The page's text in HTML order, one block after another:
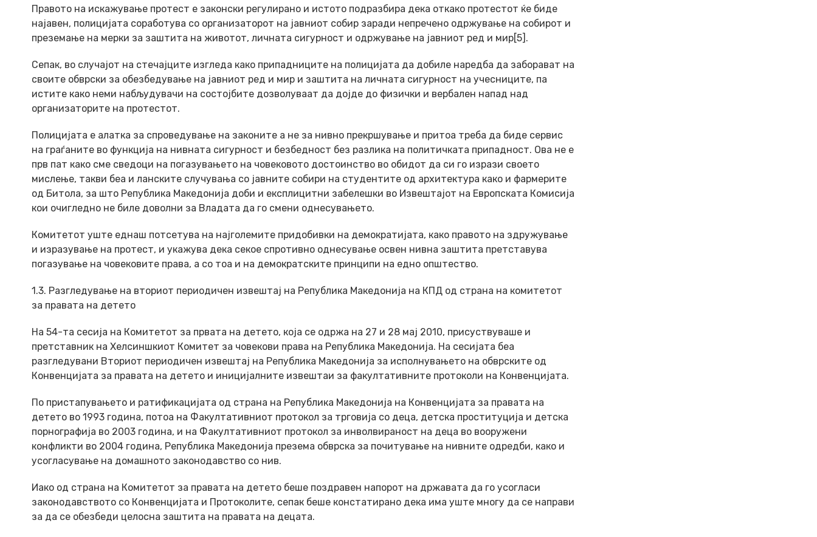
Правото на искажување протест е законски регулирано и истото подразбира дека откако протестот ќе биде
најавен, полицијата соработува со организаторот на јавниот собир заради непречено одржување на собирот и
преземање на мерки за заштита на животот, личната сигурност и одржување на јавниот ред и мир[5].
Сепак, во случајот на стечајците изгледа како припадниците на полицијата да добиле наредба да заборават на
своите обврски за обезбедување на јавниот ред и мир и заштита на личната сигурност на учесниците, па
истите како неми набљудувачи на состојбите дозволуваат да дојде до физички и вербален напад над
организаторите на протестот.
Полицијата е алатка за спроведување на законите а не за нивно прекршување и притоа треба да биде сервис
на граѓаните во функција на нивната сигурност и безбедност без разлика на политичката припадност. Ова не е
прв пат како сме сведоци на погазувањето на човековото достоинство во обидот да си го изрази своето
мислење, такви беа и ланските случувања со јавните собири на студентите од архитектура како и фармерите
од Битола, за што Република Македонија доби и експлицитни забелешки во Извештајот на Европската Комисија
кои очигледно не биле доволни за Владата да го смени однесувањето.
Комитетот уште еднаш потсетува на најголемите придобивки на демократијата, како правото на здружување
и изразување на протест, и укажува дека секое спротивно однесување освен нивна заштита претставува
погазување на човековите права, а со тоа и на демократските принципи на едно општество.
1.3. Разгледување на вториот периодичен извештај на Република Македонија на КПД од страна на комитетот
за правата на детето
На 54-та сесија на Комитетот за првата на детето, која се одржа на 27 и 28 мај 2010, присуствуваше и
претставник на Хелсиншкиот Комитет за човекови права на Република Македонија. На сесијата беа
разгледувани Вториот периодичен извештај на Република Македонија за исполнувањето на обврските од
Конвенцијата за правата на детето и иницијалните извештаи за факултативните протоколи на Конвенцијата.
По пристапувањето и ратификацијата од страна на Република Македонија на Конвенцијата за правата на
детето во 1993 година, потоа на Факултативниот протокол за трговија со деца, детска проституција и детска
порнографија во 2003 година, и на Факултативниот протокол за инволвираност на деца во вооружени
конфликти во 2004 година, Република Македонија презема обврска за почитување на нивните одредби, како и
усогласување на домашното законодавство со нив.
Иако од страна на Комитетот за правата на детето беше поздравен напорот на државата да го усогласи
законодавството со Конвенцијата и Протоколите, сепак беше констатирано дека има уште многу да се направи
за да се обезбеди целосна заштита на правата на децата.